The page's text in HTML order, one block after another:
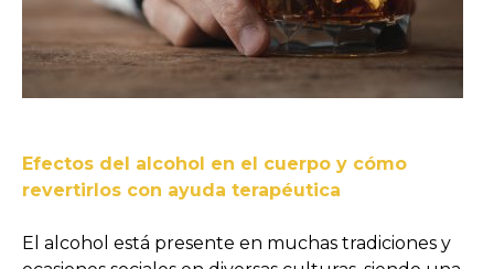
Efectos del alcohol en el cuerpo y cómo
revertirlos con ayuda terapéutica
El alcohol está presente en muchas tradiciones y